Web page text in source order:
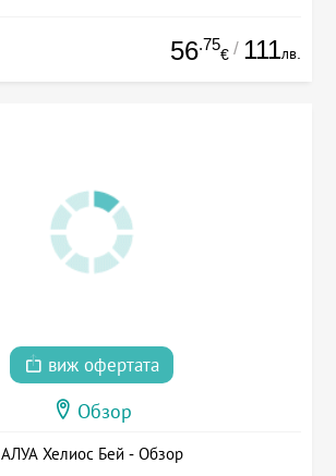
56.75
€ / 111лв.
виж офертата
Обзор
АЛУА Хелиос Бей - Обзор